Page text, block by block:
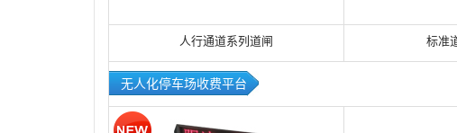
人行通道系列道闸 标准
无人化停车场收费平台